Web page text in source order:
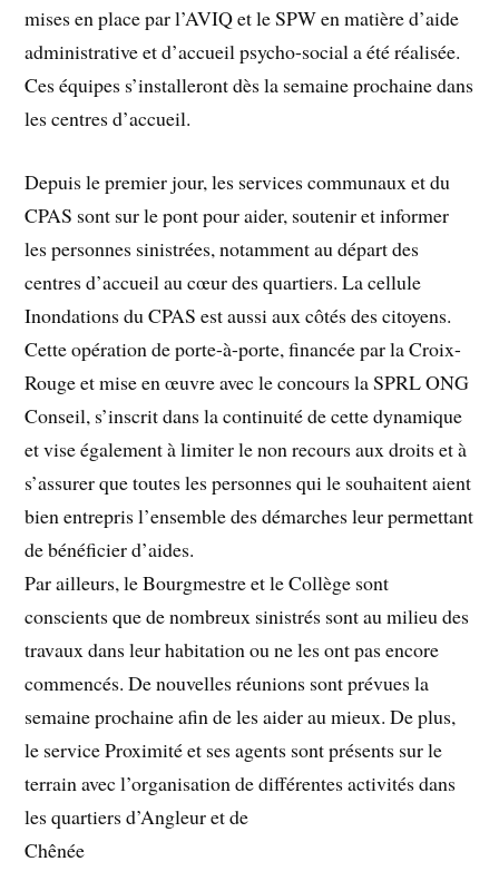
mises en place par l’AVIQ et le SPW en matière d’aide
administrative et d’accueil psycho-social a été réalisée.
Ces équipes s’installeront dès la semaine prochaine dans
les centres d’accueil.
Depuis le premier jour, les services communaux et du
CPAS sont sur le pont pour aider, soutenir et informer
les personnes sinistrées, notamment au départ des
centres d’accueil au cœur des quartiers. La cellule
Inondations du CPAS est aussi aux côtés des citoyens.
Cette opération de porte-à-porte, financée par la Croix-
Rouge et mise en œuvre avec le concours la SPRL ONG
Conseil, s’inscrit dans la continuité de cette dynamique
et vise également à limiter le non recours aux droits et à
s’assurer que toutes les personnes qui le souhaitent aient
bien entrepris l’ensemble des démarches leur permettant
de bénéficier d’aides.
Par ailleurs, le Bourgmestre et le Collège sont
conscients que de nombreux sinistrés sont au milieu des
travaux dans leur habitation ou ne les ont pas encore
commencés. De nouvelles réunions sont prévues la
semaine prochaine afin de les aider au mieux. De plus,
le service Proximité et ses agents sont présents sur le
terrain avec l’organisation de différentes activités dans
les quartiers d’Angleur et de
Chênée